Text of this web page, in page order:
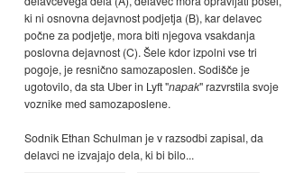
ki ni osnovna dejavnost podjetja (B), kar delavec
počne za podjetje, mora biti njegova vsakdanja
poslovna dejavnost (C). Šele kdor izpolni vse tri
pogoje, je resnično samozaposlen. Sodišče je
ugotovilo, da sta Uber in Lyft "napak" razvrstila svoje
voznike med samozaposlene.
Sodnik Ethan Schulman je v razsodbi zapisal, da
delavci ne izvajajo dela, ki bi bilo...